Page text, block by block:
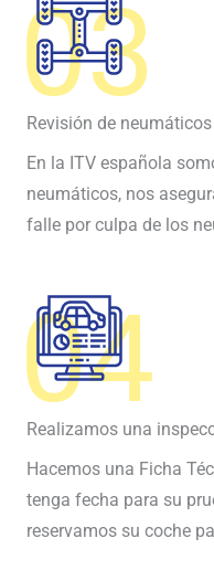
03
Revisión de neumáticos
En la ITV española
neumáticos, nos
falle por culpa de los
04
Realizamos una
Hacemos una Ficha
tenga fecha para su
reservamos su coche